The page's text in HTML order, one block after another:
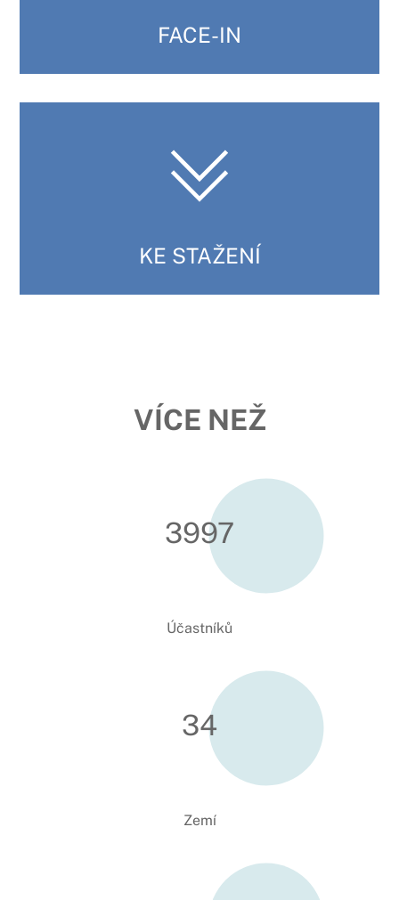
FACE-IN
KE STAŽENÍ
VÍCE NEŽ
4000
Účastníků
34
Zemí